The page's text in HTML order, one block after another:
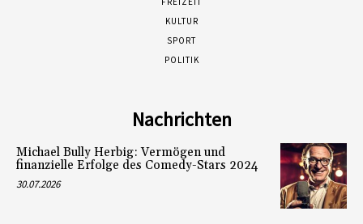
KULTUR
SPORT
POLITIK
Nachrichten
Michael Bully Herbig: Vermögen und
finanzielle Erfolge des Comedy-Stars 2024
30.07.2026